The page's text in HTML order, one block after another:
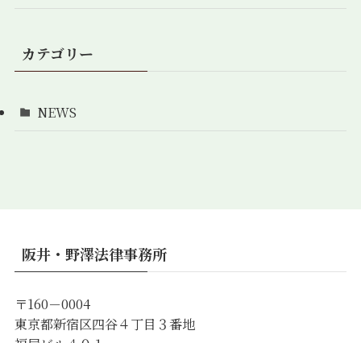
カテゴリー
NEWS
阪井・野澤法律事務所
〒160－0004
東京都新宿区四谷４丁目３番地